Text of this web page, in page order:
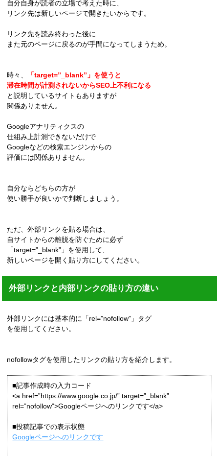
自分自身が読者の立場で考えた時に、
リンク先は新しいページで開きたいからです。
リンク先を読み終わった後に
また元のページに戻るのが手間になってしまうため。
時々、
「target=”_blank”」を使うと
滞在時間が計測されないからSEO上不利になる
と説明しているサイトもありますが
関係ありません。
Googleアナリティクスの
仕組み上計測できないだけで
Googleなどの検索エンジンからの
評価には関係ありません。
自分ならどちらの方が
使い勝手が良いかで判断しましょう。
ただ、外部リンクを貼る場合は、
自サイトからの離脱を防ぐために必ず
「target=”_blank”」を使用して、
新しいページを開く貼り方にしてください。
外部リンクと内部リンクの貼り方の違い
外部リンクには基本的に「rel=”nofollow”」タグ
を使用してください。
nofollowタグを使用したリンクの貼り方を紹介します。
■記事作成時の入力コード
<a href=”https://www.google.co.jp/” target=”_blank”
rel=”nofollow”>Googleページへのリンクです</a>
■投稿記事での表示状態
Googleページへのリンクです